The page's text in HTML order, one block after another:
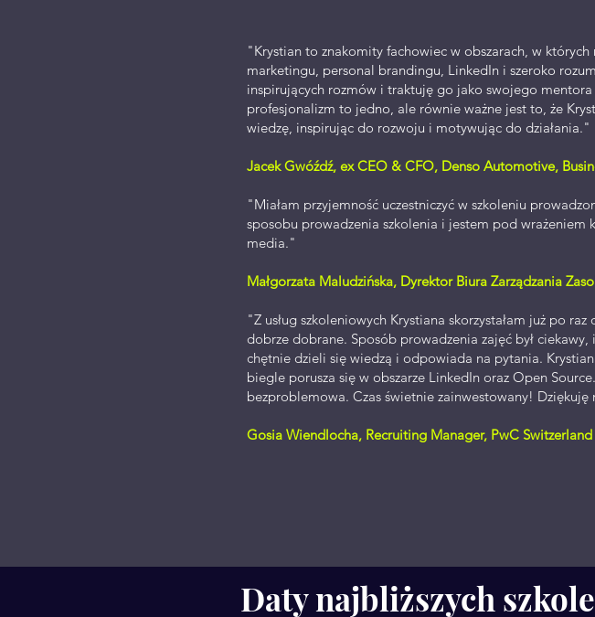
"Krystian to znakomity fachowiec w obszarach, w
marketingu, personal brandingu, LinkedIn i szeroko
inspirujących rozmów i traktuję go jako swojego
profesjonalizm to jedno, ale równie ważne jest to, że
wiedzę, inspirując do rozwoju i motywując do działania."
Jacek Gwóźdź, ex CEO & CFO, Denso Automotive,
"Miałam przyjemność uczestniczyć w szkoleniu
sposobu prowadzenia szkolenia i jestem pod
media."
Małgorzata Maludzińska, Dyrektor Biura Zarządzania
"Z usług szkoleniowych Krystiana skorzystałam już po
dobrze dobrane. Sposób prowadzenia zajęć był
chętnie dzieli się wiedzą i odpowiada na pytania.
biegle porusza się w obszarze LinkedIn oraz Open
bezproblemowa. Czas świetnie zainwestowany! Dziękuję
Gosia Wiendlocha, Recruiting Manager, PwC Switzerland
Daty najbliższych